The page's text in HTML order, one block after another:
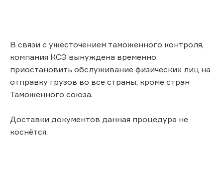
В связи с ужесточением таможенного контроля,
компания КСЭ вынуждена временно
приостановить обслуживание физических лиц на
отправку грузов во все страны, кроме стран
Таможенного союза.
Доставки документов данная процедура не
коснётся.